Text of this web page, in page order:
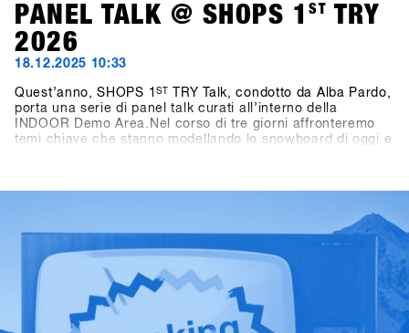
PANEL TALK @ SHOPS 1 ST TRY
2026
18.12.2025 10:33
Quest’anno, SHOPS 1ST
TRY Talk, condotto da Alba Pardo,
porta una serie di panel talk curati all’interno della
INDOOR Demo Area.Nel corso di tre giorni affronteremo
temi chiave che stanno modellando lo snowboard di oggi e
analizzando come le diverse formule di contest influenzino
i consumatori, la cultura e il futuro dello snowboard.
Martedì, il confronto si concentra sullo storytelling,
interrogandosi su chi stia raccontando oggi lo snowboard,
e perché questo sia rilevante anche dal punto di vista del
business.Condotti da Alba Pardo con un approccio diretto
e mirato, questi talk offrono spunti concreti, discussioni
sincere e prospettive che contano davvero per l’industria